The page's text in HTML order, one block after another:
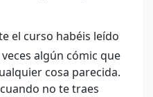
el curso habéis leído
algún cómic que
cosa parecida.
no te traes